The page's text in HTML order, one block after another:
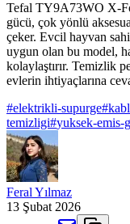
Tefal TY9A73WO X-
gücü, çok yönlü
çeker. Evcil hayvan
uygun olan bu model,
kolaylaştırır. Temizlik
evlerin ihtiyaçlarına
#elektrikli-supurge#
temizligi#yuksek-emis-
Feral Yılmaz
13 Şubat 2026